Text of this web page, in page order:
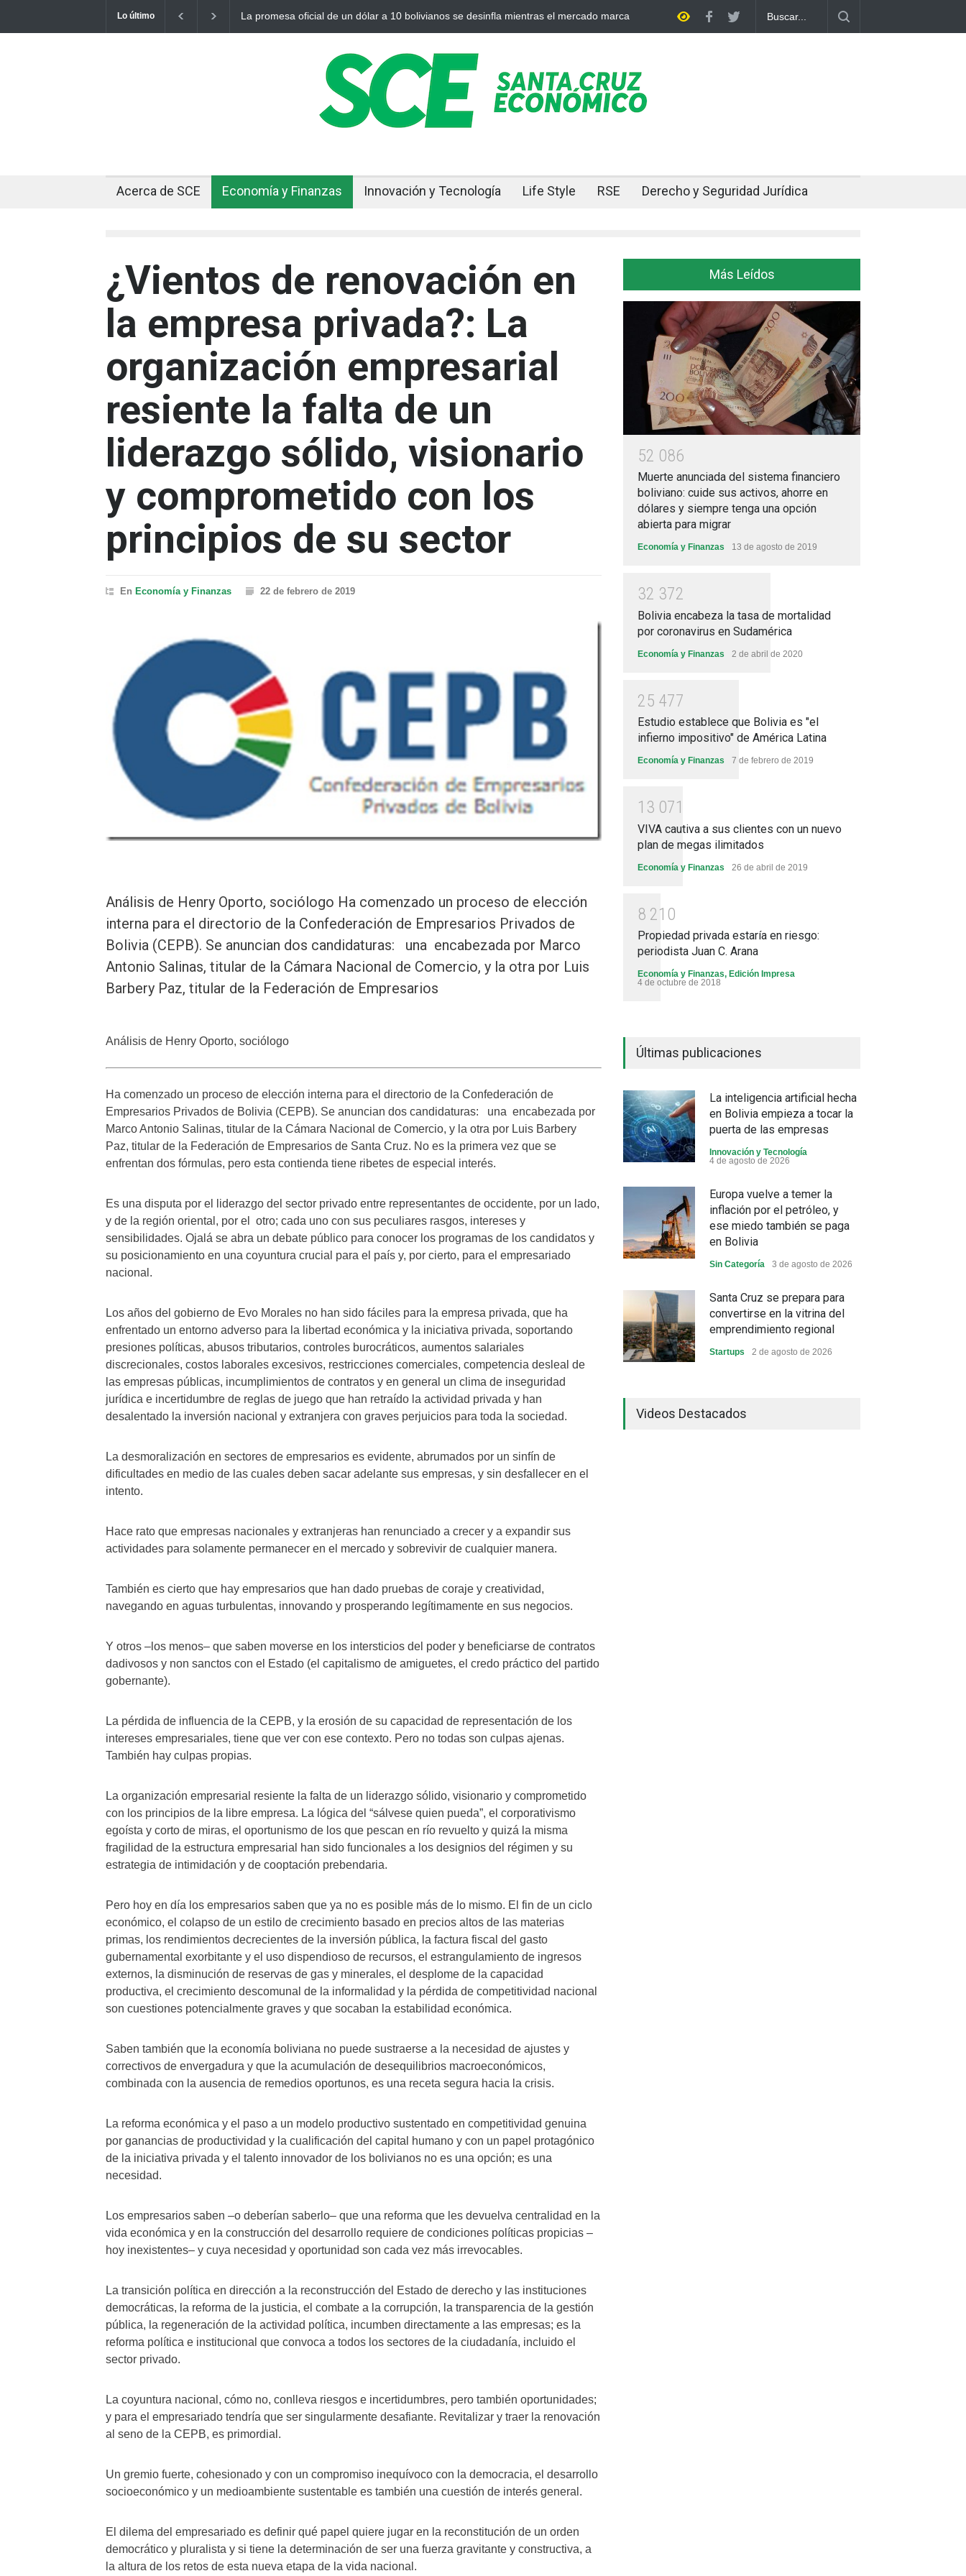
Lo último
a 10 bolivianos se desinfla mientras el mercado marca Cuando el oro y la plata se enfrían afuera, Bolivia siente el golpe en casa
Bolivia rompe dos décadas de distancia con el FMI y pone a prueba su
Acerca de SCE Economía y Finanzas Innovación y Tecnología Life Style RSE Derecho y Seguridad Jurídica
¿Vientos de renovación en
la empresa privada?: La
organización empresarial
resiente la falta de un
liderazgo sólido, visionario
y comprometido con los
principios de su sector
En Economía y Finanzas 22 de febrero de 2019
Análisis de Henry Oporto, sociólogo Ha comenzado un proceso de elección
interna para el directorio de la Confederación de Empresarios Privados de
Bolivia (CEPB). Se anuncian dos candidaturas: una encabezada por Marco
Antonio Salinas, titular de la Cámara Nacional de Comercio, y la otra por Luis
Barbery Paz, titular de la Federación de Empresarios
Análisis de Henry Oporto, sociólogo
Ha comenzado un proceso de elección interna para el directorio de la Confederación de
Empresarios Privados de Bolivia (CEPB). Se anuncian dos candidaturas: una encabezada por
Marco Antonio Salinas, titular de la Cámara Nacional de Comercio, y la otra por Luis Barbery
Paz, titular de la Federación de Empresarios de Santa Cruz. No es la primera vez que se
enfrentan dos fórmulas, pero esta contienda tiene ribetes de especial interés.
Es una disputa por el liderazgo del sector privado entre representantes de occidente, por un lado,
y de la región oriental, por el otro; cada uno con sus peculiares rasgos, intereses y
sensibilidades. Ojalá se abra un debate público para conocer los programas de los candidatos y
su posicionamiento en una coyuntura crucial para el país y, por cierto, para el empresariado
nacional.
Los años del gobierno de Evo Morales no han sido fáciles para la empresa privada, que ha
enfrentado un entorno adverso para la libertad económica y la iniciativa privada, soportando
presiones políticas, abusos tributarios, controles burocráticos, aumentos salariales
discrecionales, costos laborales excesivos, restricciones comerciales, competencia desleal de
las empresas públicas, incumplimientos de contratos y en general un clima de inseguridad
jurídica e incertidumbre de reglas de juego que han retraído la actividad privada y han
desalentado la inversión nacional y extranjera con graves perjuicios para toda la sociedad.
La desmoralización en sectores de empresarios es evidente, abrumados por un sinfín de
dificultades en medio de las cuales deben sacar adelante sus empresas, y sin desfallecer en el
intento.
Hace rato que empresas nacionales y extranjeras han renunciado a crecer y a expandir sus
actividades para solamente permanecer en el mercado y sobrevivir de cualquier manera.
También es cierto que hay empresarios que han dado pruebas de coraje y creatividad,
navegando en aguas turbulentas, innovando y prosperando legítimamente en sus negocios.
Y otros –los menos– que saben moverse en los intersticios del poder y beneficiarse de contratos
dadivosos y non sanctos con el Estado (el capitalismo de amiguetes, el credo práctico del partido
gobernante).
La pérdida de influencia de la CEPB, y la erosión de su capacidad de representación de los
intereses empresariales, tiene que ver con ese contexto. Pero no todas son culpas ajenas.
También hay culpas propias.
La organización empresarial resiente la falta de un liderazgo sólido, visionario y comprometido
con los principios de la libre empresa. La lógica del “sálvese quien pueda”, el corporativismo
egoísta y corto de miras, el oportunismo de los que pescan en río revuelto y quizá la misma
fragilidad de la estructura empresarial han sido funcionales a los designios del régimen y su
estrategia de intimidación y de cooptación prebendaria.
Pero hoy en día los empresarios saben que ya no es posible más de lo mismo. El fin de un ciclo
económico, el colapso de un estilo de crecimiento basado en precios altos de las materias
primas, los rendimientos decrecientes de la inversión pública, la factura fiscal del gasto
gubernamental exorbitante y el uso dispendioso de recursos, el estrangulamiento de ingresos
externos, la disminución de reservas de gas y minerales, el desplome de la capacidad
productiva, el crecimiento descomunal de la informalidad y la pérdida de competitividad nacional
son cuestiones potencialmente graves y que socaban la estabilidad económica.
Saben también que la economía boliviana no puede sustraerse a la necesidad de ajustes y
correctivos de envergadura y que la acumulación de desequilibrios macroeconómicos,
combinada con la ausencia de remedios oportunos, es una receta segura hacia la crisis.
La reforma económica y el paso a un modelo productivo sustentado en competitividad genuina
por ganancias de productividad y la cualificación del capital humano y con un papel protagónico
de la iniciativa privada y el talento innovador de los bolivianos no es una opción; es una
necesidad.
Los empresarios saben –o deberían saberlo– que una reforma que les devuelva centralidad en la
vida económica y en la construcción del desarrollo requiere de condiciones políticas propicias –
hoy inexistentes– y cuya necesidad y oportunidad son cada vez más irrevocables.
La transición política en dirección a la reconstrucción del Estado de derecho y las instituciones
democráticas, la reforma de la justicia, el combate a la corrupción, la transparencia de la gestión
pública, la regeneración de la actividad política, incumben directamente a las empresas; es la
reforma política e institucional que convoca a todos los sectores de la ciudadanía, incluido el
sector privado.
La coyuntura nacional, cómo no, conlleva riesgos e incertidumbres, pero también oportunidades;
y para el empresariado tendría que ser singularmente desafiante. Revitalizar y traer la renovación
al seno de la CEPB, es primordial.
Un gremio fuerte, cohesionado y con un compromiso inequívoco con la democracia, el desarrollo
socioeconómico y un medioambiente sustentable es también una cuestión de interés general.
El dilema del empresariado es definir qué papel quiere jugar en la reconstitución de un orden
democrático y pluralista y si tiene la determinación de ser una fuerza gravitante y constructiva, a
la altura de los retos de esta nueva etapa de la vida nacional.
Más Leídos
52 086
Muerte anunciada del sistema financiero
boliviano: cuide sus activos, ahorre en
dólares y siempre tenga una opción
abierta para migrar
Economía y Finanzas 13 de agosto de 2019
32 372
Bolivia encabeza la tasa de mortalidad
por coronavirus en Sudamérica
Economía y Finanzas 2 de abril de 2020
25 477
Estudio establece que Bolivia es "el
infierno impositivo" de América Latina
Economía y Finanzas 7 de febrero de 2019
1 3 071
VIVA cautiva a sus clientes con un nuevo
plan de megas ilimitados
Economía y Finanzas 26 de abril de 2019
8 21 0
Propiedad privada estaría en riesgo:
periodista Juan C. Arana
Economía y Finanzas, Edición Impresa
4 de octubre de 2018
Últimas publicaciones
La inteligencia artificial hecha
en Bolivia empieza a tocar la
puerta de las empresas
Innovación y Tecnología
4 de agosto de 2026
Europa vuelve a temer la
inflación por el petróleo, y
ese miedo también se paga
en Bolivia
Sin Categoría 3 de agosto de 2026
Santa Cruz se prepara para
convertirse en la vitrina del
emprendimiento regional
Startups 2 de agosto de 2026
industrial y el golpe puede
Videos Destacados